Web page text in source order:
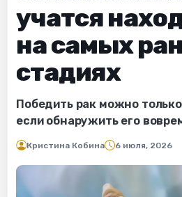
учатся
на самых
стадиях
Победить рак можно
если обнаружить его
Кристина Кобина 6 июля, 2026